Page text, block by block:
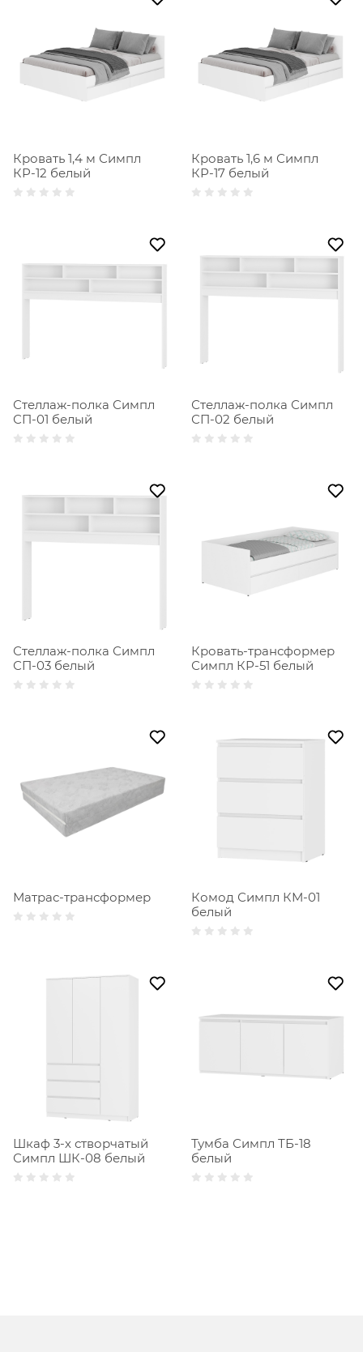
Кровать 1,4 м Симпл
КР-12 белый
Кровать 1,6 м Симпл
КР-17 белый
Стеллаж-полка Симпл
СП-01 белый
Стеллаж-полка Симпл
СП-02 белый
Стеллаж-полка Симпл
СП-03 белый
Кровать-трансформер
Симпл КР-51 белый
Матрас-трансформер
Комод Симпл КМ-01
белый
Шкаф 3-х створчатый
Симпл ШК-08 белый
Тумба Симпл ТБ-18
белый